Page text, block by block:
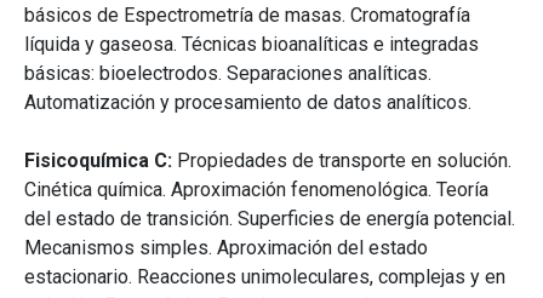
básicos de Espectrometría de masas. Cromatografía
líquida y gaseosa. Técnicas bioanalíticas e integradas
básicas: bioelectrodos. Separaciones analíticas.
Automatización y procesamiento de datos analíticos.
Fisicoquímica C: Propiedades de transporte en solución.
Cinética química. Aproximación fenomenológica. Teoría
del estado de transición. Superficies de energía potencial.
Mecanismos simples. Aproximación del estado
estacionario. Reacciones unimoleculares, complejas y en